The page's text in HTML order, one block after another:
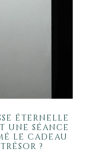
éternelle
une séance
le cadeau
?